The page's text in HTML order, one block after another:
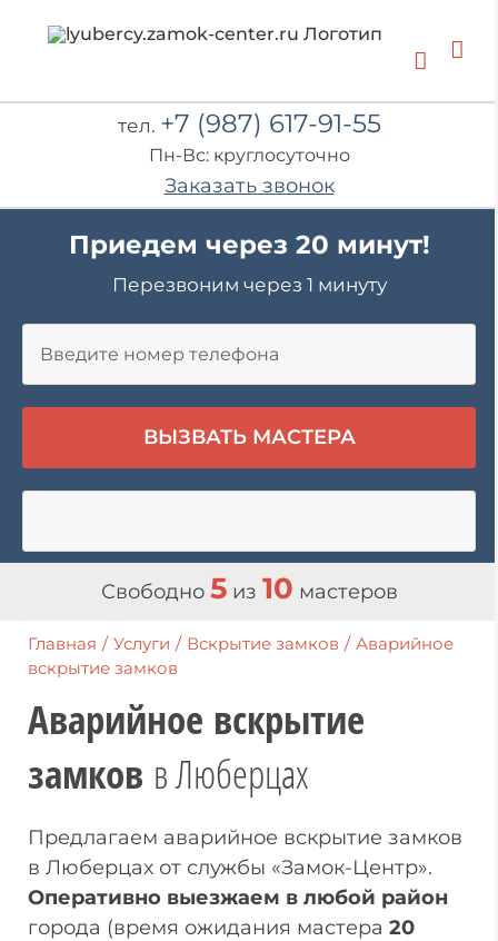
тел. +7 (987) 617-91-55
Пн-Вс: круглосуточно
Заказать звонок
Приедем через 20 минут!
Перезвоним через 1 минуту
Свободно 5из 10 мастеров
Главная / Услуги / Вскрытие замков / Аварийное
вскрытие замков
Аварийное вскрытие
замков в Люберцах
Предлагаем аварийное вскрытие замков
в Люберцах от службы «Замок-Центр».
Оперативно выезжаем в любой район
города (время ожидания мастера 20